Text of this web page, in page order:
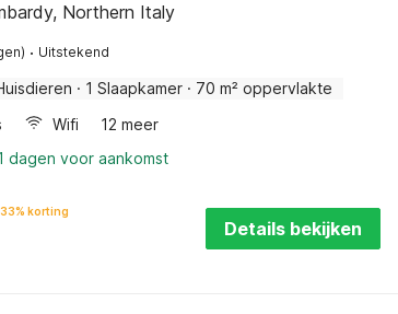
Northern Italy
· Uitstekend
· 1 Slaapkamer · 70 m² oppervlakte
Wifi
12 meer
dagen voor aankomst
33% korting
Details bekijken